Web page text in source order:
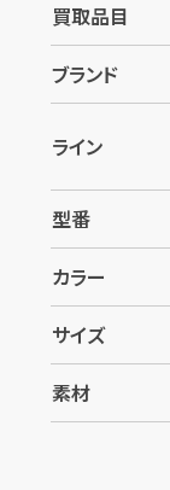
買取品目
ブランド
ライン
型番
カラー
サイズ
素材